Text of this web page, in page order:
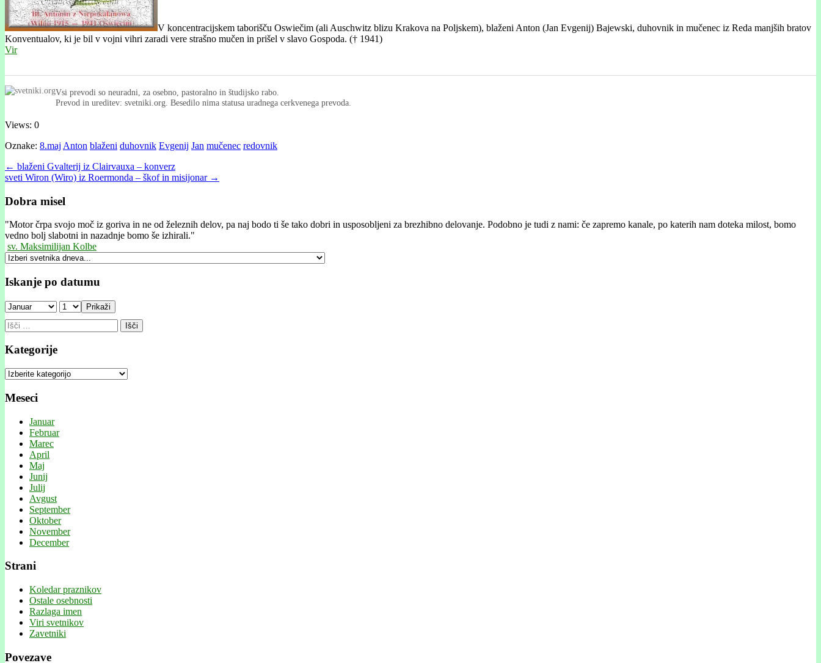
V koncentracijskem taborišču Oswiečim (ali Auschwitz blizu Krakova na Poljskem), blaženi Anton (Jan Evgenij) Bajewski, duhovnik in mučenec iz Reda manjših bratov
Konventualov, ki je bil v vojni vihri zaradi vere strašno mučen in prišel v slavo Gospoda. († 1941)
Vir
Vsi prevodi so neuradni, za osebno, pastoralno in študijsko rabo.
Prevod in ureditev: svetniki.org. Besedilo nima statusa uradnega cerkvenega prevoda.
Views: 0
Oznake: 8.maj Anton blaženi duhovnik Evgenij Jan mučenec redovnik
Post
navigation
← blaženi Gvalterij iz Clairvauxa – konverz
sveti Wiron (Wiro) iz Roermonda – škof in misijonar →
Dobra misel
"Motor črpa svojo moč iz goriva in ne od železnih delov, pa naj bodo ti še tako dobri in usposobljeni za brezhibno delovanje. Podobno je tudi z nami: če zapremo kanale, po katerih nam doteka milost, bomo
vedno bolj slabotni in nazadnje bomo še izhirali."
sv. Maksimilijan Kolbe
Iskanje po datumu
Prikaži
Išči:
Kategorije
Kategorije
Meseci
Januar
Februar
Marec
April
Maj
Junij
Julij
Avgust
September
Oktober
November
December
Strani
Koledar praznikov
Ostale osebnosti
Razlaga imen
Viri svetnikov
Zavetniki
Povezave